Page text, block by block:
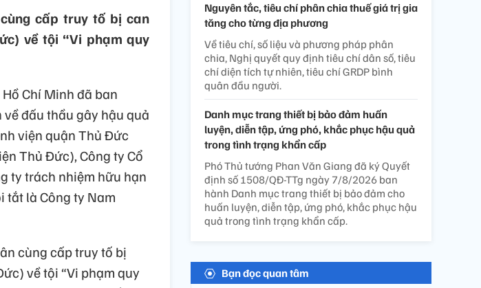
cấp truy tố bị can
về tội “Vi phạm quy
Chí Minh đã ban
đấu thầu gây hậu quả
viện quận Thủ Đức
Thủ Đức), Công ty Cổ
ty trách nhiệm hữu hạn
tắt là Công ty Nam
cùng cấp truy tố bị
về tội “Vi phạm quy
Nguyên tắc, tiêu chí phân chia thuế giá trị gia
tăng cho từng địa phương
Về tiêu chí, số liệu và phương pháp phân
chia, Nghị quyết quy định tiêu chí dân số, tiêu
chí diện tích tự nhiên, tiêu chí GRDP bình
quân đầu người.
Danh mục trang thiết bị bảo đảm huấn
luyện, diễn tập, ứng phó, khắc phục hậu quả
trong tình trạng khẩn cấp
Phó Thủ tướng Phan Văn Giang đã ký Quyết
định số 1508/QĐ-TTg ngày 7/8/2026 ban
hành Danh mục trang thiết bị bảo đảm cho
huấn luyện, diễn tập, ứng phó, khắc phục hậu
quả trong tình trạng khẩn cấp.
Bạn đọc quan tâm